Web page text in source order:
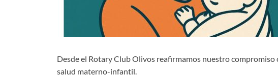
Desde el Rotary Club Olivos reafirmamos nuestro compromiso
salud materno-infantil.